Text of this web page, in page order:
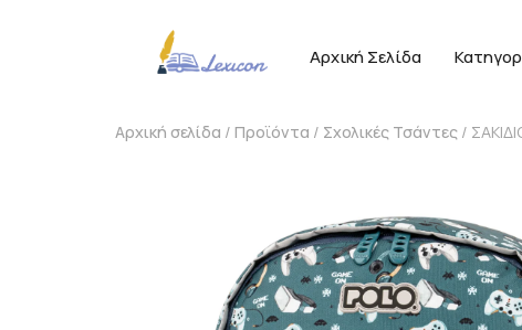
Αρχική Σελίδα
Αρχική σελίδα / Προϊόντα / Σχολικές Τσάντες /